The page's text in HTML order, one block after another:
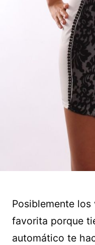
Posiblemente
favorita porque
automático te